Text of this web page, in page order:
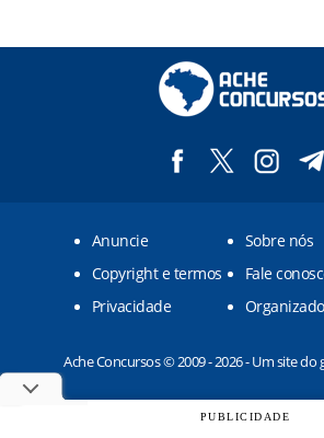
Anuncie
Sobre nós
Copyright e termos
Fale
Privacidade
Ache Concursos © 2009 - 2026 - Um site do
PUBLICIDADE